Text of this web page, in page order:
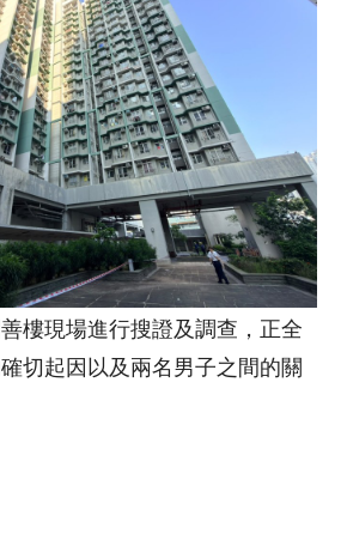
樓現場進行搜證及調查，正全
切起因以及兩名男子之間的關